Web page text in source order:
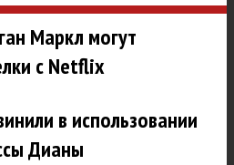
Маркл могут
с Netflix
в использовании
Дианы